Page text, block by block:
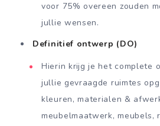
voor 75% overeen zouden
jullie wensen.
Definitief ontwerp (DO)
Hierin krijg je het complete
jullie gevraagde ruimtes
kleuren, materialen &
meubelmaatwerk, meubels,